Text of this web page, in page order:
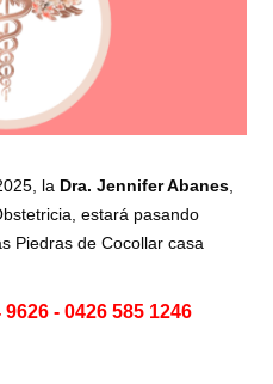
la Dra. Jennifer Abanes
estará pasando
Piedras de Cocollar casa
- 0426 585 1246